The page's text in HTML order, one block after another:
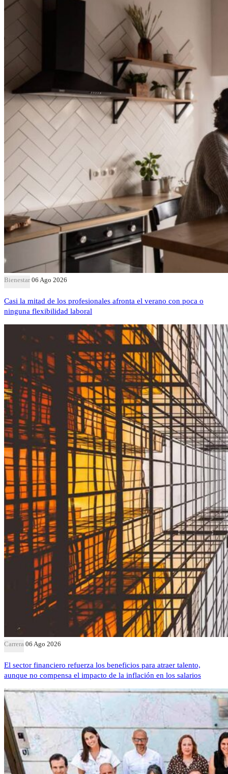
Bienestar 06 Ago 2026
Casi la mitad de los profesionales afronta el verano con poca o
ninguna flexibilidad laboral
Carrera 06 Ago 2026
El sector financiero refuerza los beneficios para atraer talento,
aunque no compensa el impacto de la inflación en los salarios